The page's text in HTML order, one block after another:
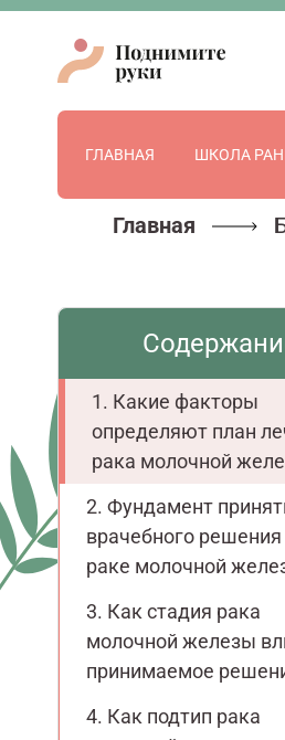
ГЛАВНАЯ ШКОЛА
Главная
Какие факторы
определяют план
рака молочной
Фундамент
врачебного решения
раке молочной
Как стадия рака
молочной железы
принимаемое
Как подтип рака